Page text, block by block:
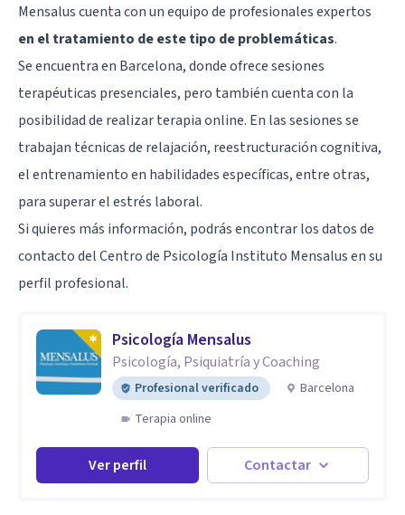
Mensalus cuenta con un equipo de profesionales expertos
en el tratamiento de este tipo de problemáticas.
Se encuentra en Barcelona, donde ofrece sesiones
terapéuticas presenciales, pero también cuenta con la
posibilidad de realizar terapia online. En las sesiones se
trabajan técnicas de relajación, reestructuración cognitiva,
el entrenamiento en habilidades específicas, entre otras,
para superar el estrés laboral.
Si quieres más información, podrás encontrar los datos de
contacto del Centro de Psicología Instituto Mensalus en su
perfil profesional.
Psicología Mensalus
Psicología, Psiquiatría y Coaching
Profesional verificado
Barcelona
Terapia online
Ver perfil Contactar